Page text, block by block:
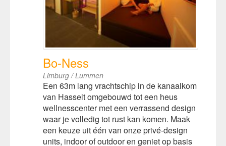
Bo-Ness
Limburg / Lummen
Een 63m lang vrachtschip in de kanaalkom
van Hasselt omgebouwd tot een heus
wellnesscenter met een verrassend design
waar je volledig tot rust kan komen. Maak
een keuze uit één van onze privé-design
units, indoor of outdoor en geniet op basis